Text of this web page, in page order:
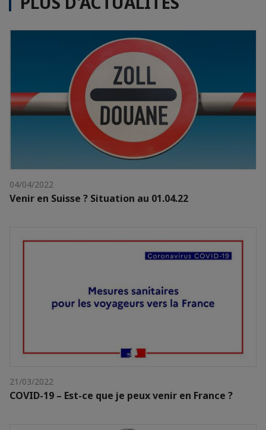
04/04/2022
Venir en Suisse ? Situation au 01.04.22
21/03/2022
COVID-19 – Est-ce que je peux venir en France ?